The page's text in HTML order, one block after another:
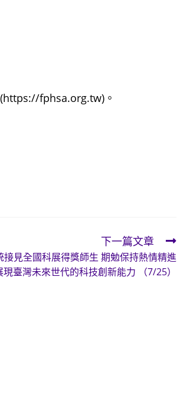
fphsa.org.tw)。
下一篇文章
接見全國科展得獎師生 期勉保持熱情精進
現臺灣未來世代的科技創新能力 （7/25）